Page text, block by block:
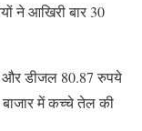
ने आखिरी बार 30
और डीजल 80.87 रुपये
बाजार में कच्‍चे तेल की